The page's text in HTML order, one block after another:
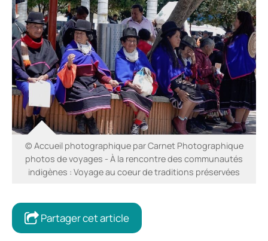
© Accueil photographique par Carnet Photographique
photos de voyages - À la rencontre des communautés
indigènes : Voyage au coeur de traditions préservées
Partager cet article